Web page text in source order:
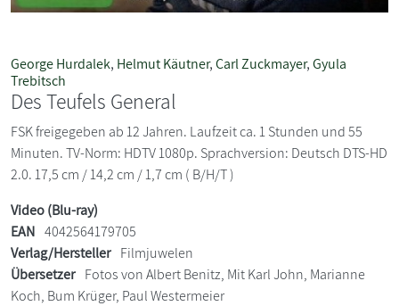
George Hurdalek, Helmut Käutner,Carl Zuckmayer,Gyula
Trebitsch
Des Teufels General
FSK freigegeben ab 12 Jahren. Laufzeit ca. 1 Stunden und 55
Minuten. TV-Norm: HDTV 1080p. Sprachversion: Deutsch DTS-HD
2.0. 17,5 cm / 14,2 cm / 1,7 cm ( B/H/T )
Video (Blu-ray)
EAN 4042564179705
Verlag/Hersteller Filmjuwelen
Übersetzer Fotos von Albert Benitz, Mit Karl John, Marianne
Koch, Bum Krüger, Paul Westermeier